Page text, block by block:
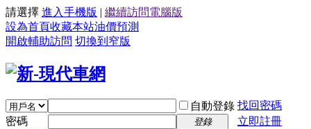
請選擇 進入手機版 | 繼續訪問電腦版
設為首頁收藏本站油價預測
開啟輔助訪問 切換到窄版
自動登錄 找回密碼
密碼
登錄
立即註冊